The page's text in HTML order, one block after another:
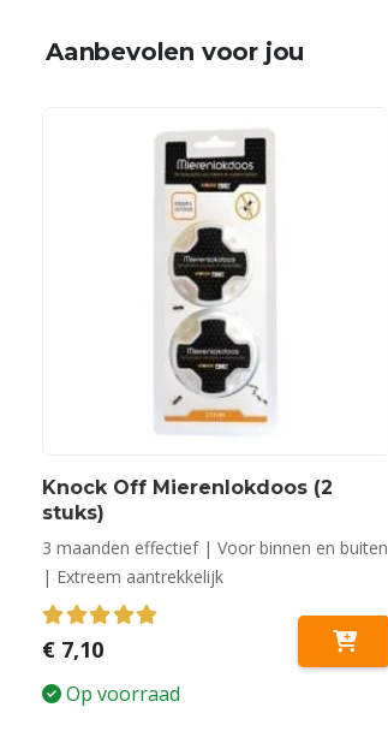
Aanbevolen voor jou
Knock Off Mierenlokdoos (2
stuks)
3 maanden effectief | Voor binnen en buiten
| Extreem aantrekkelijk
5.00out of 5
€ 7,10
Op voorraad